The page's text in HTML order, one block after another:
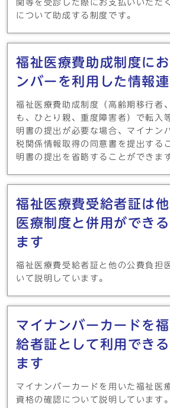
関等を受診した際にお支払いいただ
について助成する制度です。
福祉医療費助成制度に
ンバーを利用した情報
福祉医療費助成制度（高齢期移行者
も、ひとり親、重度障害者）で転入
明書の提出が必要な場合、マイナン
税関係情報取得の同意書を提出する
明書の提出を省略することができま
福祉医療費受給者証は
医療制度と併用ができ
ます
福祉医療費受給者証と他の公費負担
いて説明しています。
マイナンバーカードを
給者証として利用でき
ます
マイナンバーカードを用いた福祉医
資格の確認について説明しています。